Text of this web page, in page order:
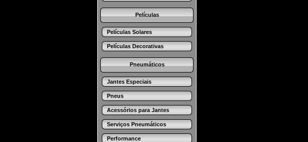
Películas
Películas Solares
Películas Decorativas
Pneumáticos
Jantes Especiais
Pneus
Acessórios para Jantes
Serviços Pneumáticos
Performance